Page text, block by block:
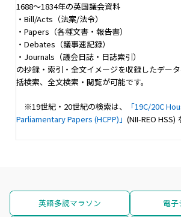
1688～1834年の英国議会資料
・Bill/Acts（法案/法令）
・Papers（各種文書・報告書）
・Debates（議事速記録）
・Journals（議会日誌・日誌索引）
の抄録・索引・全文イメージを収録したデー
括検索、全文検索・閲覧が可能です。
※19世紀・20世紀の検索は、
「19C/20C
Parliamentary Papers (HCPP)」 (NII-REO HSS)
英語多読マラソン 電子